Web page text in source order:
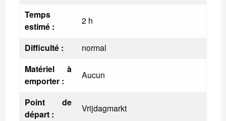
Temps
estimé :
2 h
Difficulté :
normal
Matériel à
emporter :
Aucun
Point de
départ :
Vrijdagmarkt